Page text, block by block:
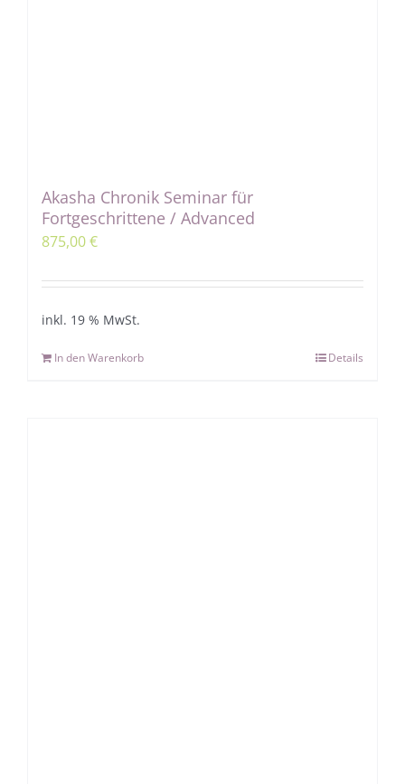
Akasha Chronik Seminar für
Fortgeschrittene / Advanced
875,00€
inkl. 19 % MwSt.
In den Warenkorb Details